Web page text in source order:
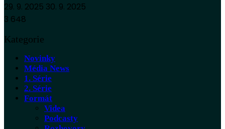
29. 9. 2025 30. 9. 2025
3 648
Kategorie
Novinky
Média News
1. Série
2. Série
Formát
Videa
Podcasty